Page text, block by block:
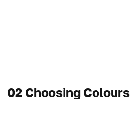
02 Choosing Colours